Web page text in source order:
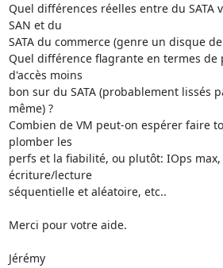
Quel différences réelles entre du SATA
SAN et du
SATA du commerce (genre un disque
Quel différence flagrante en termes de
d'accès moins
bon sur du SATA (probablement lissés
même) ?
Combien de VM peut-on espérer faire
plomber les
perfs et la fiabilité, ou plutôt: IOps
écriture/lecture
séquentielle et aléatoire, etc..
Merci pour votre aide.
Jérémy